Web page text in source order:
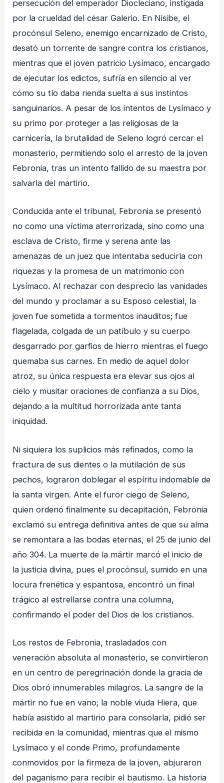
persecución del emperador Diocleciano, instigada
por la crueldad del césar Galerio. En Nisibe, el
procónsul Seleno, enemigo encarnizado de Cristo,
desató un torrente de sangre contra los cristianos,
mientras que el joven patricio Lysímaco, encargado
de ejecutar los edictos, sufría en silencio al ver
cómo su tío daba rienda suelta a sus instintos
sanguinarios. A pesar de los intentos de Lysímaco y
su primo por proteger a las religiosas de la
carnicería, la brutalidad de Seleno logró cercar el
monasterio, permitiendo solo el arresto de la joven
Febronia, tras un intento fallido de su maestra por
salvarla del martirio.
Conducida ante el tribunal, Febronia se presentó
no como una víctima aterrorizada, sino como una
esclava de Cristo, firme y serena ante las
amenazas de un juez que intentaba seducirla con
riquezas y la promesa de un matrimonio con
Lysímaco. Al rechazar con desprecio las vanidades
del mundo y proclamar a su Esposo celestial, la
joven fue sometida a tormentos inauditos; fue
flagelada, colgada de un patíbulo y su cuerpo
desgarrado por garfios de hierro mientras el fuego
quemaba sus carnes. En medio de aquel dolor
atroz, su única respuesta era elevar sus ojos al
cielo y musitar oraciones de confianza a su Dios,
dejando a la multitud horrorizada ante tanta
iniquidad.
Ni siquiera los suplicios más refinados, como la
fractura de sus dientes o la mutilación de sus
pechos, lograron doblegar el espíritu indomable de
la santa virgen. Ante el furor ciego de Seleno,
quien ordenó finalmente su decapitación, Febronia
exclamó su entrega definitiva antes de que su alma
se remontara a las bodas eternas, el 25 de junio del
año 304. La muerte de la mártir marcó el inicio de
la justicia divina, pues el procónsul, sumido en una
locura frenética y espantosa, encontró un final
trágico al estrellarse contra una columna,
confirmando el poder del Dios de los cristianos.
Los restos de Febronia, trasladados con
veneración absoluta al monasterio, se convirtieron
en un centro de peregrinación donde la gracia de
Dios obró innumerables milagros. La sangre de la
mártir no fue en vano; la noble viuda Hiera, que
había asistido al martirio para consolarla, pidió ser
recibida en la comunidad, mientras que el mismo
Lysímaco y el conde Primo, profundamente
conmovidos por la firmeza de la joven, abjuraron
del paganismo para recibir el bautismo. La historia